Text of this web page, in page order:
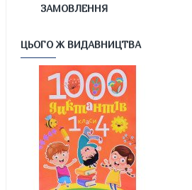
ЗАМОВЛЕННЯ
ЦЬОГО Ж ВИДАВНИЦТВА